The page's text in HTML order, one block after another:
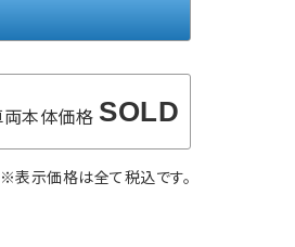
本体価格 SOLD
※表示価格は全て税込です。